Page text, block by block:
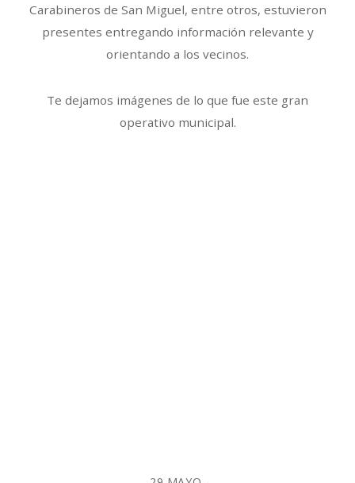
Carabineros de San Miguel, entre otros, estuvieron
presentes entregando información relevante y
orientando a los vecinos.
Te dejamos imágenes de lo que fue este gran
operativo municipal.